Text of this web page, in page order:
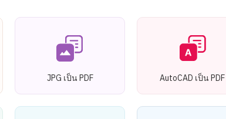
JPG เป็น PDF AutoCAD เป็น PDF